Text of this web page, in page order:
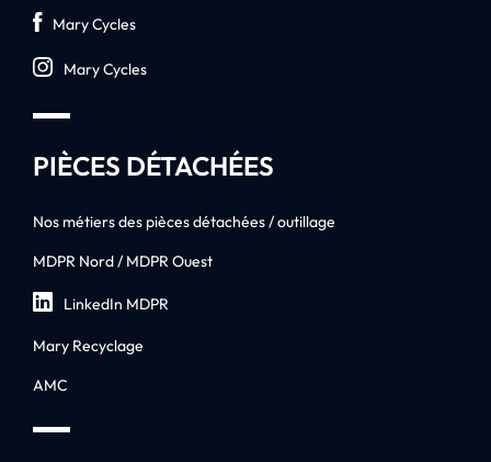
Mary Cycles
Mary Cycles
PIÈCES DÉTACHÉES
Nos métiers des pièces détachées / outillage
MDPR Nord / MDPR Ouest
LinkedIn MDPR
Mary Recyclage
AMC